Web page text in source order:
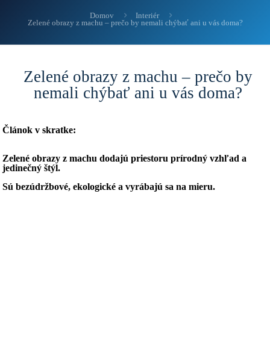
Domov
Interiér
Zelené obrazy z machu – prečo by nemali chýbať ani u vás doma?
Zelené obrazy z machu – prečo by
nemali chýbať ani u vás doma?
Článok v skratke:
Zelené obrazy z machu dodajú priestoru prírodný vzhľad a
jedinečný štýl.
Sú bezúdržbové, ekologické a vyrábajú sa na mieru.